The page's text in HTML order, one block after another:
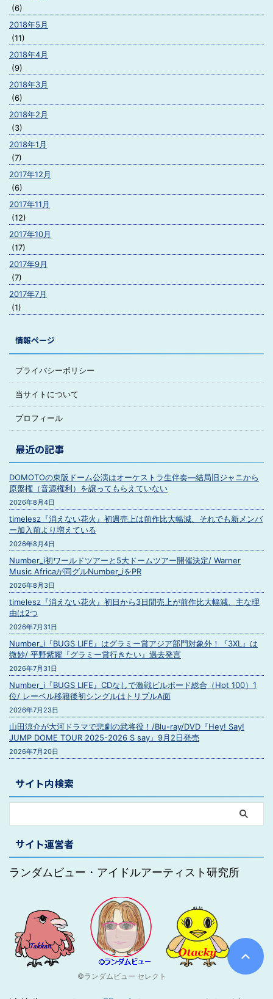
(6)
2018年5月
(11)
2018年4月
(9)
2018年3月
(6)
2018年2月
(3)
2018年1月
(7)
2017年12月
(6)
2017年11月
(12)
2017年10月
(17)
2017年9月
(7)
2017年7月
(1)
情報ページ
プライバシーポリシー
当サイトについて
プロフィール
最近の記事
DOMOTOの東阪ドーム公演はオーケストラ生伴奏―結局旧ジャニから
原盤権（音源権利）を譲ってもらえていない
2026年8月4日
timelesz『消えない花火』初週売上は前作比大幅減、それでも新メンバ
ー加入前より増えている
2026年8月4日
Number_i初ワールドツアーと5大ドームツアー開催決定/ Warner
Music Africaが同グルNumber_iをPR
2026年8月3日
timelesz『消えない花火』初日から3日間売上が前作比大幅減、主な理
由は2つ
2026年7月31日
Number_i『BUGS LIFE』はグラミー賞アジア部門対象外！『3XL』は
微妙/ 平野紫耀『グラミー賞行きたい』過去発言
2026年7月31日
Number_i『BUGS LIFE』CDなしで激戦ビルボード総合（Hot 100）1
位/ レーベル移籍後初シングルはトリプルA面
2026年7月23日
山田涼介が大河ドラマで悲劇の武将役！/Blu-ray/DVD『Hey! Say!
JUMP DOME TOUR 2025-2026 S say』9月2日発売
2026年7月20日
サイト内検索
サイト運営者
ランダムビュー・アイドルアーティスト研究所
©ランダムビュー セレクト